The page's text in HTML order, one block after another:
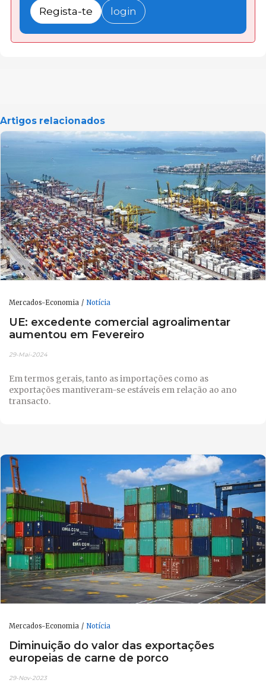
Regista-te login
Artigos relacionados
Mercados-Economia Notícia
UE: excedente comercial agroalimentar
aumentou em Fevereiro
29-Mai-2024
Em termos gerais, tanto as importações como as
exportações mantiveram-se estáveis em relação ao ano
transacto.
Mercados-Economia Notícia
Diminuição do valor das exportações
europeias de carne de porco
29-Nov-2023